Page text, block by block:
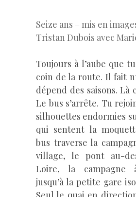
Seize ans – mis en
Tristan Dubois avec
Toujours à l’aube que
coin de la route. Il fait
dépend des saisons. Là
Le bus s’arrête. Tu
silhouettes endormies
qui sentent la
bus traverse la
village, le pont au-
Loire, la campagne
jusqu’à la petite gare